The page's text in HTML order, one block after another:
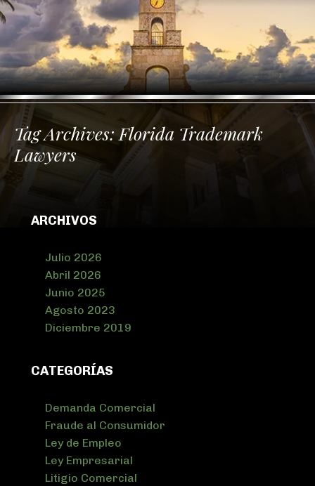
Tag Archives: Florida Trademark
Lawyers
ARCHIVOS
Julio 2026
Abril 2026
Junio 2025
Agosto 2023
Diciembre 2019
CATEGORÍAS
Demanda Comercial
Fraude al Consumidor
Ley de Empleo
Ley Empresarial
Litigio Comercial